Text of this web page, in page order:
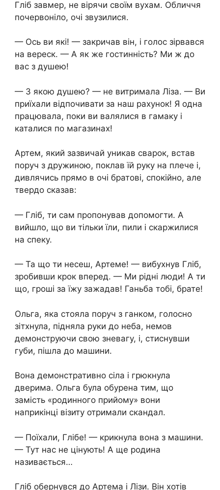
Гліб завмер, не вірячи своїм вухам. Обличчя
почервоніло, очі звузилися.
— Ось ви які! — закричав він, і голос зірвався
на вереск. — А як же гостинність? Ми ж до
вас з душею!
— З якою душею? — не витримала Ліза. — Ви
приїхали відпочивати за наш рахунок! Я одна
працювала, поки ви валялися в гамаку і
каталися по магазинах!
Артем, який зазвичай уникав сварок, встав
поруч з дружиною, поклав їй руку на плече і,
дивлячись прямо в очі братові, спокійно, але
твердо сказав:
— Гліб, ти сам пропонував допомогти. А
вийшло, що ви тільки їли, пили і скаржилися
на спеку.
— Та що ти несеш, Артеме! — вибухнув Гліб,
зробивши крок вперед. — Ми рідні люди! А ти
що, гроші за їжу зажадав! Ганьба тобі, брате!
Ольга, яка стояла поруч з ганком, голосно
зітхнула, підняла руки до неба, немов
демонструючи свою зневагу, і, стиснувши
губи, пішла до машини.
Вона демонстративно сіла і грюкнула
дверима. Ольга була обурена тим, що
замість «родинного прийому» вони
наприкінці візиту отримали скандал.
— Поїхали, Глібе! — крикнула вона з машини.
— Тут нас не цінують! А ще родина
називається…
Гліб обернувся до Артема і Лізи. Він хотів